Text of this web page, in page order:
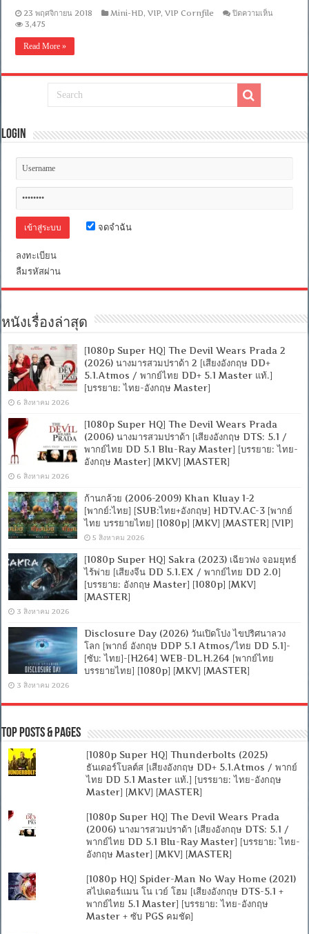
23 พฤศจิกายน 2018 Mini-HD,VIP,VIP Cornfile ปิดความเห็น
อินุ
ไซ
[เสียง
DTS]
3,475
Read More »
Login
จดจำฉัน
ลงทะเบียน
ลืมรหัสผ่าน
หนังเรื่องล่าสุด
[1080p Super HQ] The Devil Wears Prada 2
(2026) นางมารสวมปราด้า 2 [เสียงอังกฤษ DD+
5.1.Atmos / พากย์ไทย DD+ 5.1 Master แท้.]
[บรรยาย: ไทย-อังกฤษ Master]
6 สิงหาคม 2026
[1080p Super HQ] The Devil Wears Prada
(2006) นางมารสวมปราด้า [เสียงอังกฤษ DTS: 5.1 /
พากย์ไทย DD 5.1 Blu-Ray Master] [บรรยาย: ไทย-
อังกฤษ Master] [MKV] [MASTER]
6 สิงหาคม 2026
ก้านกล้วย (2006-2009) Khan Kluay 1-2
[พากย์:ไทย] [SUB:ไทย+อังกฤษ] HDTV.AC-3 [พากย์
ไทย บรรยายไทย] [1080p] [MKV] [MASTER] [VIP]
5 สิงหาคม 2026
[1080p Super HQ] Sakra (2023) เฉียวฟง จอมยุทธ์
ไร้พ่าย [เสียงจีน DD 5.1.EX / พากย์ไทย DD 2.0]
[บรรยาย: อังกฤษ Master] [1080p] [MKV]
[MASTER]
3 สิงหาคม 2026
Disclosure Day (2026) วันเปิดโปง ไขปริศนาลวง
โลก [พากย์ อังกฤษ DDP 5.1 Atmos/ไทย DD 5.1]-
[ซับ: ไทย]-[H264] WEB-DL.H.264 [พากย์ไทย
บรรยายไทย] [1080p] [MKV] [MASTER]
3 สิงหาคม 2026
Top Posts & Pages
[1080p Super HQ] Thunderbolts (2025)
ธันเดอร์โบลต์ส [เสียงอังกฤษ DD+ 5.1.Atmos / พากย์
ไทย DD 5.1 Master แท้.] [บรรยาย: ไทย-อังกฤษ
Master] [MKV] [MASTER]
[1080p Super HQ] The Devil Wears Prada
(2006) นางมารสวมปราด้า [เสียงอังกฤษ DTS: 5.1 /
พากย์ไทย DD 5.1 Blu-Ray Master] [บรรยาย: ไทย-
อังกฤษ Master] [MKV] [MASTER]
[1080p HQ] Spider-Man No Way Home (2021)
สไปเดอร์แมน โน เวย์ โฮม [เสียงอังกฤษ DTS-5.1 +
พากย์ไทย 5.1 Master] [บรรยาย: ไทย-อังกฤษ
Master + ซับ PGS คมชัด]